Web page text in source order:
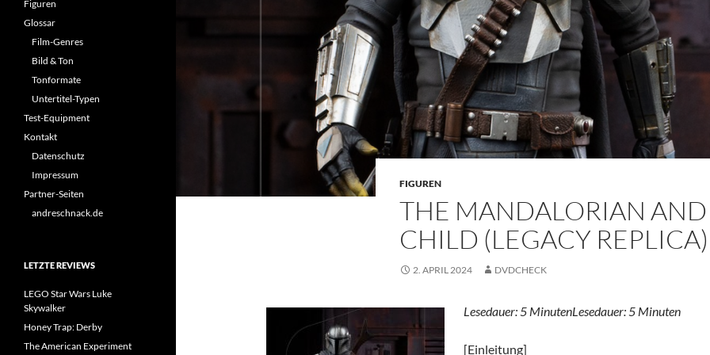
FIGUREN
THE MANDALORIAN
CHILD (LEGACY REPLICA)
2. APRIL 2024 DVDCHECK
Lesedauer:5 MinutenLesedauer:5 Minuten
[Einleitung]
Figuren
Glossar
Film-Genres
Bild & Ton
Tonformate
Untertitel-Typen
Test-Equipment
Kontakt
Datenschutz
Impressum
Partner-Seiten
andreschnack.de
LETZTE REVIEWS
LEGO Star Wars Luke
Skywalker
Honey Trap: Derby
The American Experiment